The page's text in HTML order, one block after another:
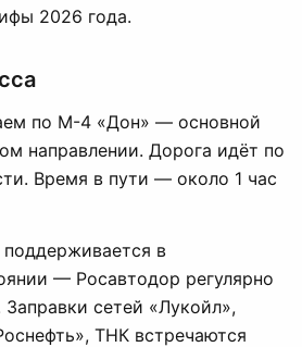
2026 года.
по М-4 «Дон» — основной
направлении. Дорога идёт по
Время в пути — около 1 час
в
— Росавтодор регулярно
сетей «Лукойл»,
ТНК встречаются